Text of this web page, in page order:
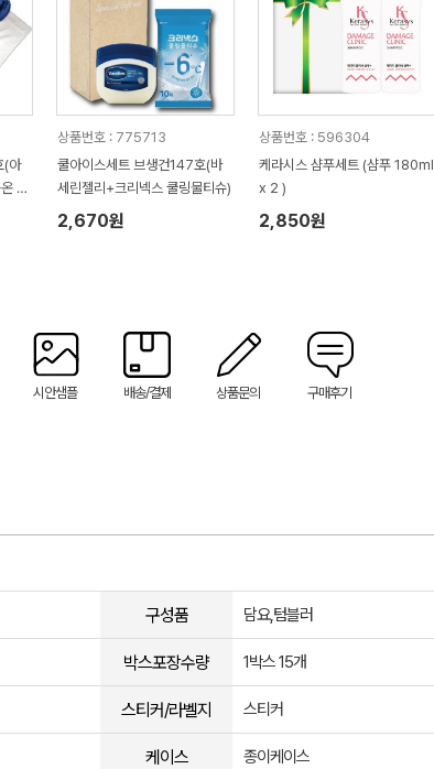
(아
마
상품번호 : 775713
쿨아이스세트 브생건147호(바
세린젤리+크리넥스 쿨링물티슈)
2,670원
상품번호 : 596304
케라시스 샴푸세트 (샴푸 180ml
x 2 )
2,850원
시안샘플 배송/결제 상품문의 구매후기
구성품 담요,텀블러
박스포장수량 1박스 15개
스티커/라벨지 스티커
케이스 종이케이스